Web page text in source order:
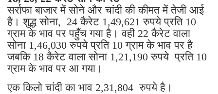
सर्राफा बाजार में सोने और चांदी की कीमत में तेजी आई
है। शुद्ध सोना, 24 कैरेट 1,49,621 रुपये प्रति 10
ग्राम के भाव पर पहुँच गया है। वही 22 कैरेट वाला
सोना 1,46,030 रुपये प्रति 10 ग्राम के भाव पर है
जबकि 18 कैरेट वाला सोना 1,21,190 रुपये प्रति 10
ग्राम के भाव पर आ गया।
एक किलो चांदी का भाव 2,31,804 रुपये है।